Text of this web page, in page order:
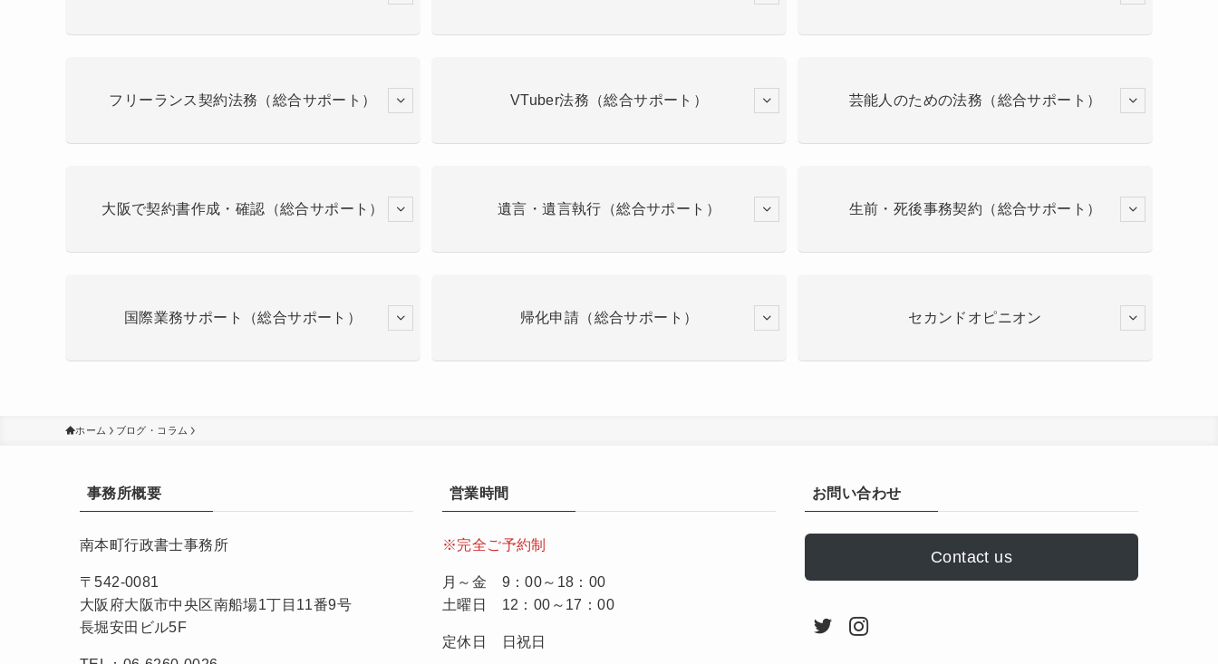
フリーランス契約法務（総合サポート） VTuber法務（総合サポート） 芸能人のための法務（総合サポート）
大阪で契約書作成・確認（総合サポート） 遺言・遺言執行（総合サポート） 生前・死後事務契約（総合サポート）
国際業務サポート（総合サポート） 帰化申請（総合サポート） セカンドオピニオン
ホーム ブログ・コラム
事務所概要
南本町行政書士事務所
〒542-0081
大阪府大阪市中央区南船場1丁目11番9号
長堀安田ビル5F
営業時間
※完全ご予約制
月～金 9：00～18：00
土曜日 12：00～17：00
定休日 日祝日
お問い合わせ
Contact us